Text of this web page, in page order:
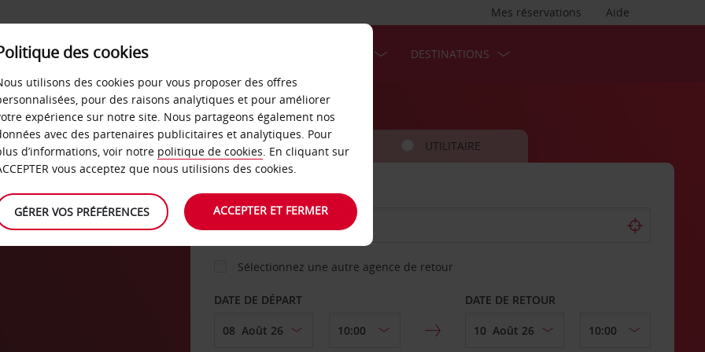
Aide
Mes réservations
LIBRE-SERVICE DESTINATIONS
VOITURE UTILITAIRE
AGENCE DE DÉPART
Sélectionnez une autre agence de retour
DATE DE DÉPART DATE DE RETOUR
des cookies
utilisons des cookies pour vous proposer des offres
pour des raisons analytiques et pour améliorer
expérience sur notre site. Nous partageons également nos
avec des partenaires publicitaires et analytiques. Pour
d’informations, voir notre politique de cookies. En cliquant sur
vous acceptez que nous utilisions des cookies.
GÉRER VOS PRÉFÉRENCES ACCEPTER ET FERMER